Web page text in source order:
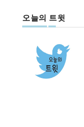
오늘의 트윗